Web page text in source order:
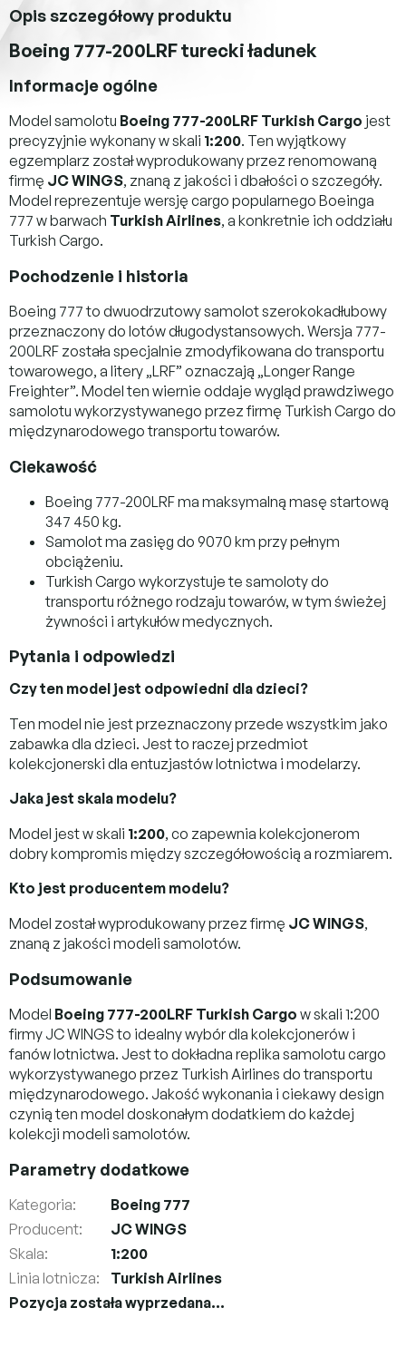
Opis szczegółowy produktu
Boeing 777-200LRF turecki ładunek
Informacje ogólne
Model samolotu Boeing 777-200LRF Turkish Cargo jest
precyzyjnie wykonany w skali 1:200. Ten wyjątkowy
egzemplarz został wyprodukowany przez renomowaną
firmę JC WINGS, znaną z jakości i dbałości o szczegóły.
Model reprezentuje wersję cargo popularnego Boeinga
777 w barwach Turkish Airlines, a konkretnie ich oddziału
Turkish Cargo.
Pochodzenie i historia
Boeing 777 to dwuodrzutowy samolot szerokokadłubowy
przeznaczony do lotów długodystansowych. Wersja 777-
200LRF została specjalnie zmodyfikowana do transportu
towarowego, a litery „LRF” oznaczają „Longer Range
Freighter”. Model ten wiernie oddaje wygląd prawdziwego
samolotu wykorzystywanego przez firmę Turkish Cargo do
międzynarodowego transportu towarów.
Ciekawość
Boeing 777-200LRF ma maksymalną masę startową
347 450 kg.
Samolot ma zasięg do 9070 km przy pełnym
obciążeniu.
Turkish Cargo wykorzystuje te samoloty do
transportu różnego rodzaju towarów, w tym świeżej
żywności i artykułów medycznych.
Pytania i odpowiedzi
Czy ten model jest odpowiedni dla dzieci?
Ten model nie jest przeznaczony przede wszystkim jako
zabawka dla dzieci. Jest to raczej przedmiot
kolekcjonerski dla entuzjastów lotnictwa i modelarzy.
Jaka jest skala modelu?
Model jest w skali 1:200, co zapewnia kolekcjonerom
dobry kompromis między szczegółowością a rozmiarem.
Kto jest producentem modelu?
Model został wyprodukowany przez firmę JC WINGS,
znaną z jakości modeli samolotów.
Podsumowanie
Model Boeing 777-200LRF Turkish Cargo w skali 1:200
firmy JC WINGS to idealny wybór dla kolekcjonerów i
fanów lotnictwa. Jest to dokładna replika samolotu cargo
wykorzystywanego przez Turkish Airlines do transportu
międzynarodowego. Jakość wykonania i ciekawy design
czynią ten model doskonałym dodatkiem do każdej
kolekcji modeli samolotów.
Parametry dodatkowe
Kategoria:
Boeing 777
Producent:
JC WINGS
Skala:
1:200
Linia lotnicza:
Turkish Airlines
Pozycja została wyprzedana…